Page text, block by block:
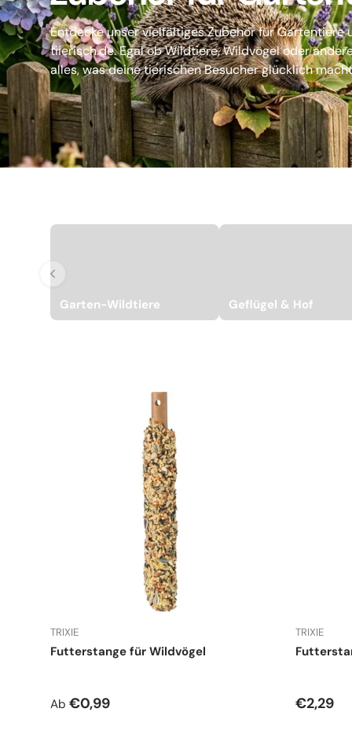
Entdecke unser vielfältiges Zubehör für
tiierisch.de. Egal ob Wildtiere, Wildvögel oder
alles, was deine tierischen Besucher glücklich
Garten-Wildtiere Geflügel & Hof
TRIXIE
Futterstange für Wildvögel
Normaler Preis
Ab €0,99
TRIXIE
€2,29